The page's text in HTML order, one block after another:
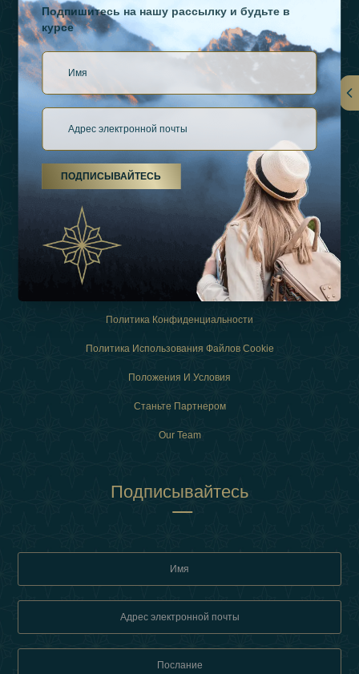
О Нас
Виды Отдыха
Связаться
Политика Конфиденциальности
Политика Использования Файлов Cookie
Положения И Условия
Станьте Партнером
Our Team
Подписывайтесь
Подпишитесь на нашу рассылку и будьте в
курсе
ПОДПИСЫВАЙТЕСЬ